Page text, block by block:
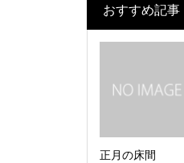
おすすめ記事
正月の床間